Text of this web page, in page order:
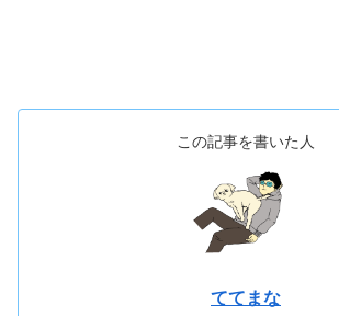
この記事を書いた人
ててまな